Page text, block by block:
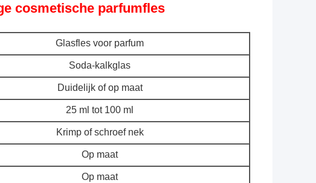
cosmetische parfumfles
Glasfles voor parfum
Soda-kalkglas
Duidelijk of op maat
25 ml tot 100 ml
Krimp of schroef nek
Op maat
Op maat